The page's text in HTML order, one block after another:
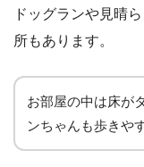
ドッグランや見晴
所もあります。
お部屋の中は床が
ンちゃんも歩きや